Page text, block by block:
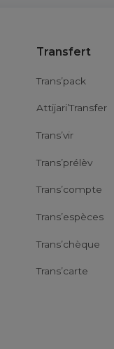
Transfert
Trans’pack
Attijari’Transfer
Trans’vir
Trans’prélèv
Trans’compte
Trans’espèces
Trans’chèque
Trans’carte